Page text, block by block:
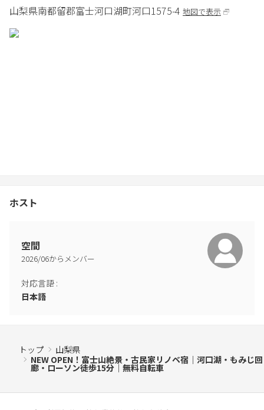
⑨室内は土足厳禁です。
山梨県南都留郡富士河口湖町河口1575-4 地図で表示
ホスト
空間
2026/06からメンバー
対応言語 :
日本語
トップ
山梨県
NEW OPEN！富士山絶景・古民家リノベ宿｜河口湖・もみじ回
廊・ローソン徒歩15分｜無料自転車